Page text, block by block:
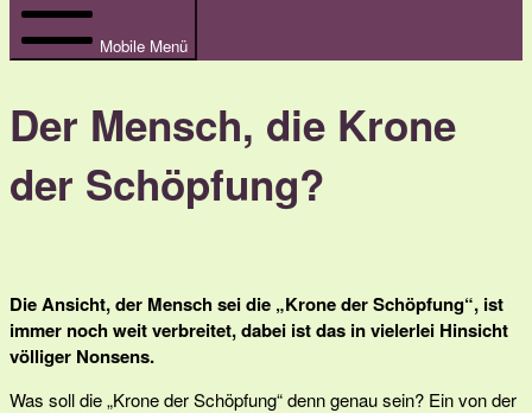
Mobile Menü
Der Mensch, die Krone
der Schöpfung?
Die Ansicht, der Mensch sei die „Krone der Schöpfung“, ist
immer noch weit verbreitet, dabei ist das in vielerlei Hinsicht
völliger Nonsens.
Was soll die „Krone der Schöpfung“ denn genau sein? Ein von der